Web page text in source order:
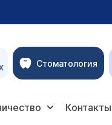
Стоматология
Контакты